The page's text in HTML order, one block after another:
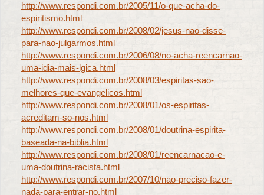
http://www.respondi.com.br/2005/11/o-que-acha-do-
espiritismo.html
http://www.respondi.com.br/2008/02/jesus-nao-disse-
para-nao-julgarmos.html
http://www.respondi.com.br/2006/08/no-acha-reencarnao-
uma-idia-mais-lgica.html
http://www.respondi.com.br/2008/03/espiritas-sao-
melhores-que-evangelicos.html
http://www.respondi.com.br/2008/01/os-espiritas-
acreditam-so-nos.html
http://www.respondi.com.br/2008/01/doutrina-espirita-
baseada-na-biblia.html
http://www.respondi.com.br/2008/01/reencarnacao-e-
uma-doutrina-racista.html
http://www.respondi.com.br/2007/10/nao-preciso-fazer-
nada-para-entrar-no.html